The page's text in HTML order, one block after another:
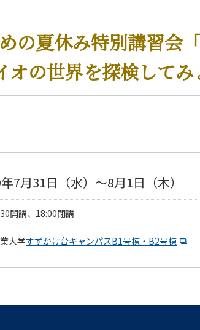
の夏休み特別講習会
オの世界を探検して
7月31日（水）～8月1日（木）
開講、18:00閉講
大学すずかけ台キャンパスB1号棟・B2号棟